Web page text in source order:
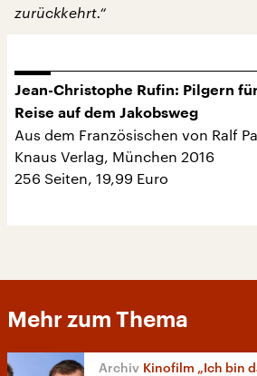
zurückkehrt.“
Jean-Christophe Rufin: Pilgern
Reise auf dem Jakobsweg
Aus dem Französischen von Ralf
Knaus Verlag, München 2016
256 Seiten, 19,99 Euro
Mehr zum Thema
Kinofilm „Ich bin